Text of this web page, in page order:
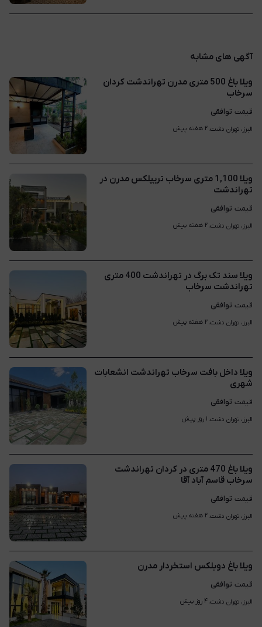
آگهی های مشابه
ویلا باغ 500 متری مدرن تهراندشت کردان
سرخاب
قیمت توافقی
البرز، تهران دشت، ۲ هفته پیش
ویلا 1,100 متری سرخاب تریپلکس مدرن در
تهراندشت
قیمت توافقی
البرز، تهران دشت، ۲ هفته پیش
ویلا سند تک برگ در تهراندشت 400 متری
تهراندشت سرخاب
قیمت توافقی
البرز، تهران دشت، ۲ هفته پیش
ویلا داخل بافت سرخاب تهراندشت انشعابات
شهری
قیمت توافقی
البرز، تهران دشت، ۱ روز پیش
ویلا باغ 470 متری در کردان تهراندشت
سرخاب قاسم آباد آقا
قیمت توافقی
البرز، تهران دشت، ۲ هفته پیش
ویلا باغ دوبلکس استخردار مدرن
قیمت توافقی
البرز، تهران دشت، ۴ روز پیش